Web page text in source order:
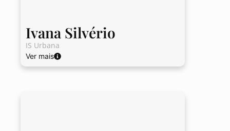
Ivana Silvério
IS Urbana
Ver mais